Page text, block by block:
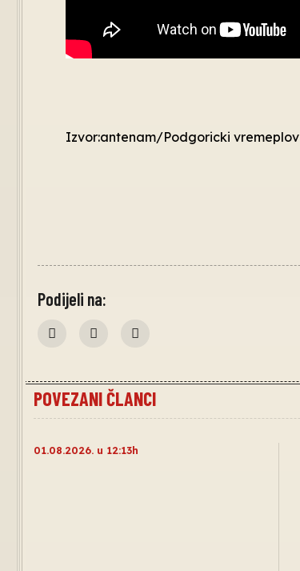
Izvor:antenam/Podgoricki vremeplov
Podijeli na:
POVEZANI ČLANCI
01.08.2026. u 12:13h